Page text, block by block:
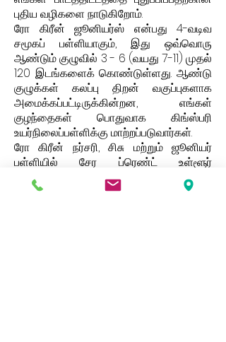
புதிய வழிகளை நாடுகிறோம்.
ரோ கிரீன் ஜூனியர்ஸ் என்பது 4-வடிவ
சமூகப் பள்ளியாகும், இது ஒவ்வொரு
ஆண்டும் குழுவில் 3 - 6 (வயது 7-11) முதல்
120 இடங்களைக் கொண்டுள்ளது. ஆண்டு
குழுக்கள் கலப்பு திறன் வகுப்புகளாக
அமைக்கப்பட்டிருக்கின்றன, எங்கள்
குழந்தைகள் பொதுவாக கிங்ஸ்பரி
உயர்நிலைப்பள்ளிக்கு மாற்றப்படுவார்கள்.
ரோ கிரீன் நர்சரி, சிசு மற்றும் ஜூனியர்
பள்ளியில் சேர ப்ரெண்ட் உள்ளூர்
அதிகாரசபைக்கு விண்ணப்பிக்க
வேண்டியது அவசியம்.